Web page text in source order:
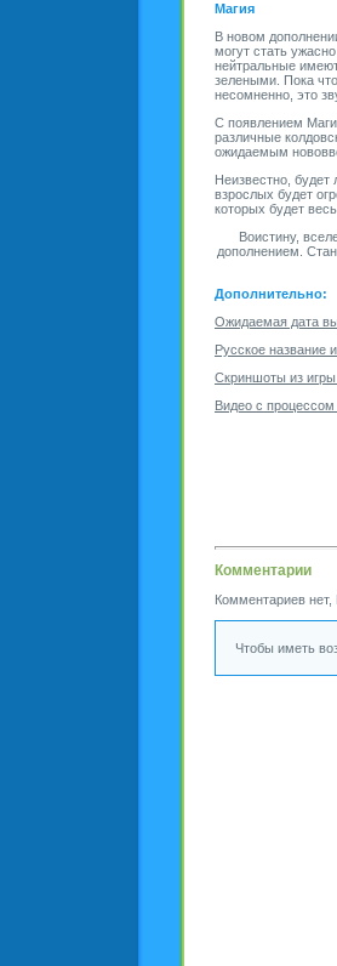
Магия
В новом
могут стать
нейтральные
зелеными. Пока
несомненно, это
С появлением
различные
ожидаемым
Неизвестно,
взрослых будет
которых будет
Воистину,
дополнением.
Дополнительно:
Ожидаемая дата
Русское название
Скриншоты из
Видео с процессом
Комментарии
Комментариев
Чтобы иметь